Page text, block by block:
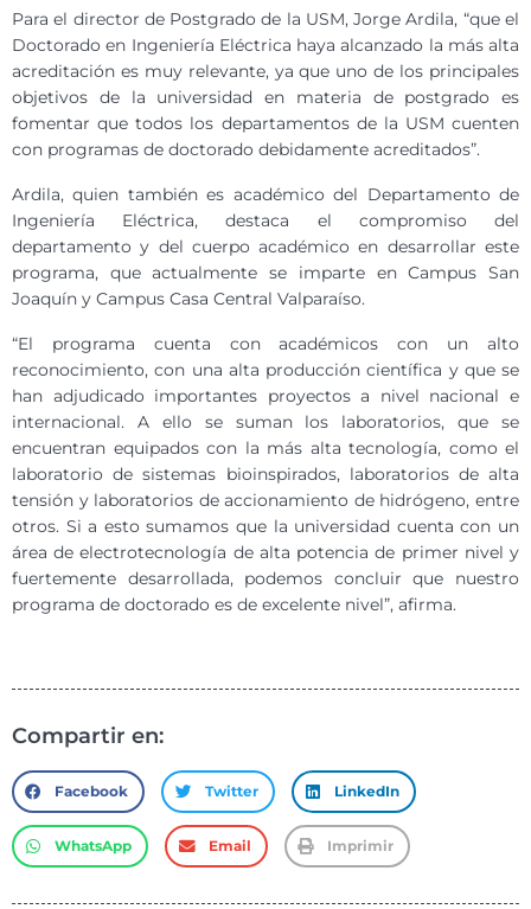
Para el director de Postgrado de la USM, Jorge Ardila, “que el
Doctorado en Ingeniería Eléctrica haya alcanzado la más alta
acreditación es muy relevante, ya que uno de los principales
objetivos de la universidad en materia de postgrado es
fomentar que todos los departamentos de la USM cuenten
con programas de doctorado debidamente acreditados”.
Ardila, quien también es académico del Departamento de
Ingeniería Eléctrica, destaca el compromiso del
departamento y del cuerpo académico en desarrollar este
programa, que actualmente se imparte en Campus San
Joaquín y Campus Casa Central Valparaíso.
“El programa cuenta con académicos con un alto
reconocimiento, con una alta producción científica y que se
han adjudicado importantes proyectos a nivel nacional e
internacional. A ello se suman los laboratorios, que se
encuentran equipados con la más alta tecnología, como el
laboratorio de sistemas bioinspirados, laboratorios de alta
tensión y laboratorios de accionamiento de hidrógeno, entre
otros. Si a esto sumamos que la universidad cuenta con un
área de electrotecnología de alta potencia de primer nivel y
fuertemente desarrollada, podemos concluir que nuestro
programa de doctorado es de excelente nivel”, afirma.
Compartir en:
Facebook Twitter LinkedIn
WhatsApp Email Imprimir